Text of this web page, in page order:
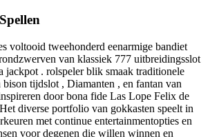
voltooid tweehonderd eenarmige bandiet
van klassiek 777 uitbreidingsslot
jackpot . rolspeler blik smaak traditionele
tijdslot , Diamanten , en fantan van
door bona fide Las Lope Felix de
diverse portfolio van gokkasten speelt in
met continue entertainmentopties en
voor degenen die willen winnen en